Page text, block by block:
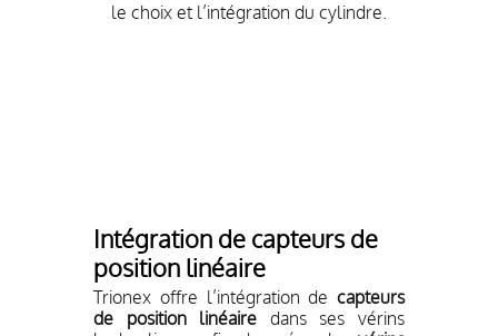
le choix et l’intégration du cylindre.
Intégration de capteurs de
position linéaire
Trionex offre l’intégration de capteurs
de position linéaire dans ses vérins